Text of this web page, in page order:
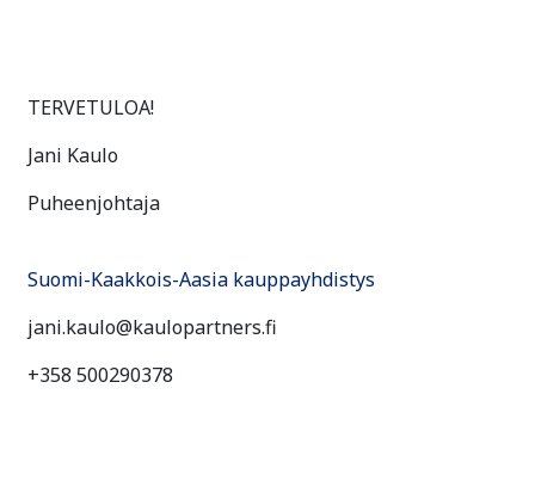
TERVETULOA!
Jani Kaulo
Puheenjohtaja
Suomi-Kaakkois-Aasia kauppayhdistys
jani.kaulo@kaulopartners.fi
+358 500290378